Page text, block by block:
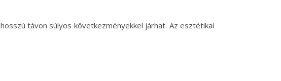
távon súlyos következményekkel járhat. Az esztétikai